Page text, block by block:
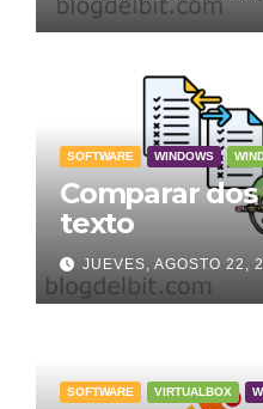
SOFTWARE WINDOWS
Comparar
texto
JUEVES, AGOSTO 22,
SOFTWARE VIRTUALBOX